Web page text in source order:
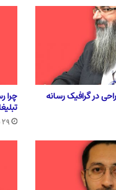
در گرافیک رسانه چرا
۲۹ بهمن, ۱۴۰۴